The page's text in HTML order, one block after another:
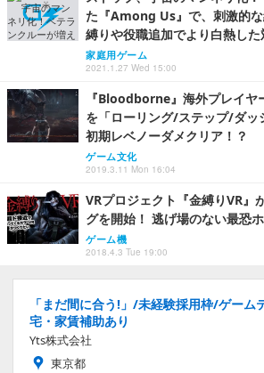
た『Among Us』で、刺激的
縛りや役職追加でより白熱した
家庭用ゲーム
2021.1.27 Wed 15:00
『Bloodborne』海外プレイヤ
を「ローリング/ステップ/ダッ
初期レベノーダメクリア！？
ゲーム文化
2019.3.11 Mon 16:04
VRプロジェクト『金縛りVR』
グを開始！ 逃げ場のない最恐
ゲーム機
2018.4.3 Tue 19:00
「まだ間に合う!」/未経験採用枠/ゲーム
宅・家賃補助あり
Yts株式会社
東京都